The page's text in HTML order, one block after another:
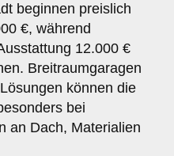
beginnen preislich
€, während
12.000 €
Breitraumgaragen
können die
bei
an Dach, Materialien